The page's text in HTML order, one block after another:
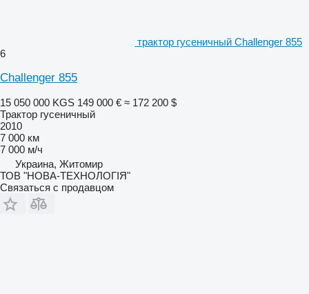
трактор гусеничный Challenger 855
6
Challenger 855
15 050 000 KGS 149 000 € ≈ 172 200 $
Трактор гусеничный
2010
7 000 км
7 000 м/ч
Украина, Житомир
ТОВ "НОВА-ТЕХНОЛОГІЯ"
Связаться с продавцом